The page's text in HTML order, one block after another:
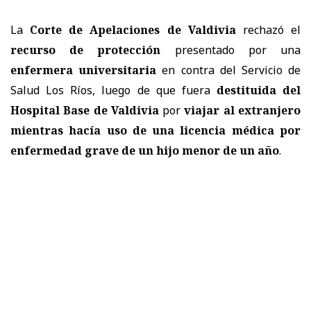
La Corte de Apelaciones de Valdiviarechazó el
recurso de protección presentado por una
enfermera universitaria en contra del Servicio de
Salud Los Ríos, luego de que fuera destituida del
Hospital Base de Valdiviaporviajar al extranjero
mientras hacía uso de una licencia médica por
enfermedad grave de un hijo menor de un año.